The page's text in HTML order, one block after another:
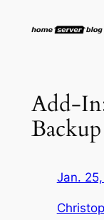
Inhalt
Add-
Jan. 25,